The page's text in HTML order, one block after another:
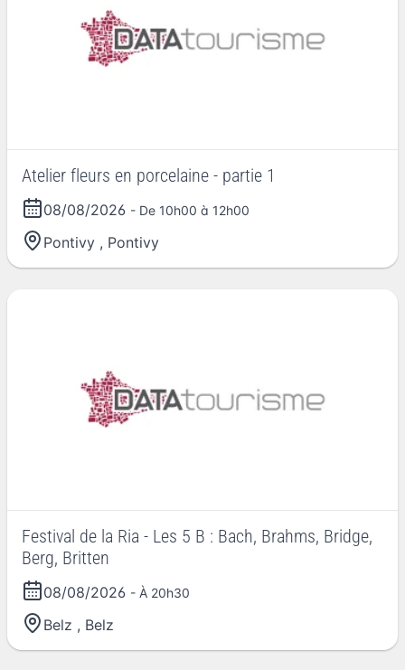
Atelier fleurs en porcelaine - partie 1
08/08/2026 - De 10h00 à 12h00
Pontivy , Pontivy
Festival de la Ria - Les 5 B : Bach, Brahms, Bridge,
Berg, Britten
08/08/2026 - À 20h30
Belz , Belz